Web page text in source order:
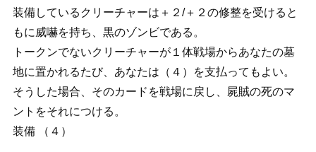
装備しているクリーチャーは＋２/＋２の修整を受けると
もに威嚇を持ち、黒のゾンビである。
トークンでないクリーチャーが１体戦場からあなたの墓
地に置かれるたび、あなたは（４）を支払ってもよい。
そうした場合、そのカードを戦場に戻し、屍賊の死のマ
ントをそれにつける。
装備 （４）